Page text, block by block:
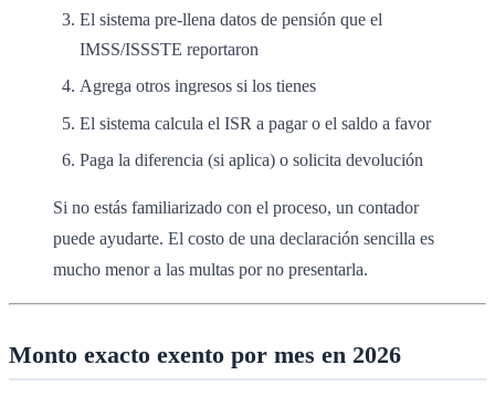
El sistema pre-llena datos de pensión que el
IMSS/ISSSTE reportaron
Agrega otros ingresos si los tienes
El sistema calcula el ISR a pagar o el saldo a favor
Paga la diferencia (si aplica) o solicita devolución
Si no estás familiarizado con el proceso, un contador
puede ayudarte. El costo de una declaración sencilla es
mucho menor a las multas por no presentarla.
Monto exacto exento por mes en 2026